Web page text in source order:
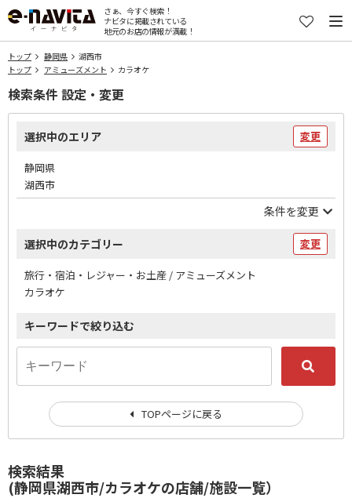
さぁ、今すぐ検索！
ナビタに掲載されている
地元のお店の情報が満載！
トップ 静岡県
湖西市
トップ
アミューズメント カラオケ
検索結果
(静岡県湖西市/カラオケの店舗/施設一覧）
検索条件 設定・変更
選択中のエリア 変更
静岡県
湖西市
条件を変更
選択中のカテゴリー 変更
旅行・宿泊・レジャー・お土産 / アミューズメント
カラオケ
キーワードで絞り込む
TOPページに戻る